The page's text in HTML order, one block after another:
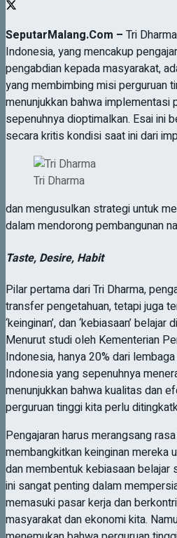
SeputarMalang.Com – Tri
Indonesia, yang mencakup
pengabdian kepada masyarakat,
yang membimbing misi perguruan
menunjukkan bahwa implementasi
sepenuhnya dioptimalkan. Esai ini
secara kritis kondisi saat ini dari
Tri Dharma
dan mengusulkan strategi untuk
dalam mendorong pembangunan
Taste, Desire, Habit
Pilar pertama dari Tri Dharma,
transfer pengetahuan, tetapi juga
‘keinginan’, dan ‘kebiasaan’
Menurut studi oleh Kementerian
Indonesia, hanya 20% dari
Indonesia yang sepenuhnya
menunjukkan bahwa kualitas dan
perguruan tinggi kita perlu
Pengajaran harus merangsang
membangkitkan keinginan mereka
dan membentuk kebiasaan belajar
ini sangat penting dalam
memasuki pasar kerja dan
masyarakat dan ekonomi kita.